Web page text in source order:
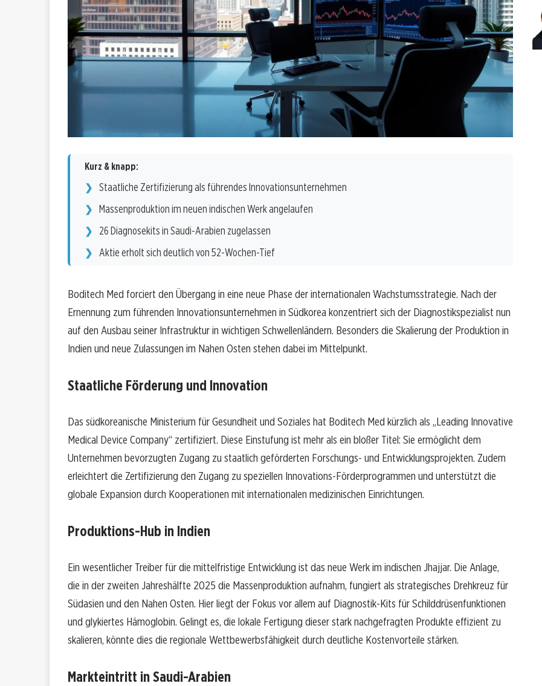
Kurz & knapp:
Staatliche Zertifizierung als führendes Innovationsunternehmen
Massenproduktion im neuen indischen Werk angelaufen
26 Diagnosekits in Saudi-Arabien zugelassen
Aktie erholt sich deutlich von 52-Wochen-Tief
Boditech Med forciert den Übergang in eine neue Phase der internationalen Wachstumsstrategie. Nach der
Ernennung zum führenden Innovationsunternehmen in Südkorea konzentriert sich der Diagnostikspezialist nun
auf den Ausbau seiner Infrastruktur in wichtigen Schwellenländern. Besonders die Skalierung der Produktion in
Indien und neue Zulassungen im Nahen Osten stehen dabei im Mittelpunkt.
Staatliche Förderung und Innovation
Das südkoreanische Ministerium für Gesundheit und Soziales hat Boditech Med kürzlich als „Leading Innovative
Medical Device Company“ zertifiziert. Diese Einstufung ist mehr als ein bloßer Titel: Sie ermöglicht dem
Unternehmen bevorzugten Zugang zu staatlich geförderten Forschungs- und Entwicklungsprojekten. Zudem
erleichtert die Zertifizierung den Zugang zu speziellen Innovations-Förderprogrammen und unterstützt die
globale Expansion durch Kooperationen mit internationalen medizinischen Einrichtungen.
Produktions-Hub in Indien
Ein wesentlicher Treiber für die mittelfristige Entwicklung ist das neue Werk im indischen Jhajjar. Die Anlage,
die in der zweiten Jahreshälfte 2025 die Massenproduktion aufnahm, fungiert als strategisches Drehkreuz für
Südasien und den Nahen Osten. Hier liegt der Fokus vor allem auf Diagnostik-Kits für Schilddrüsenfunktionen
und glykiertes Hämoglobin. Gelingt es, die lokale Fertigung dieser stark nachgefragten Produkte effizient zu
skalieren, könnte dies die regionale Wettbewerbsfähigkeit durch deutliche Kostenvorteile stärken.
Markteintritt in Saudi-Arabien